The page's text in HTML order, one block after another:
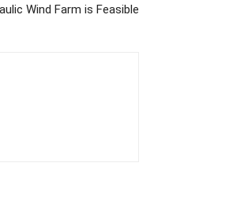
Wind Farm is Feasible